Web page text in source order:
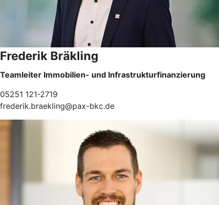
Frederik Bräkling
Teamleiter Immobilien- und Infrastrukturfinanzierung
05251 121-2719
frederik.braekling@pax-bkc.de